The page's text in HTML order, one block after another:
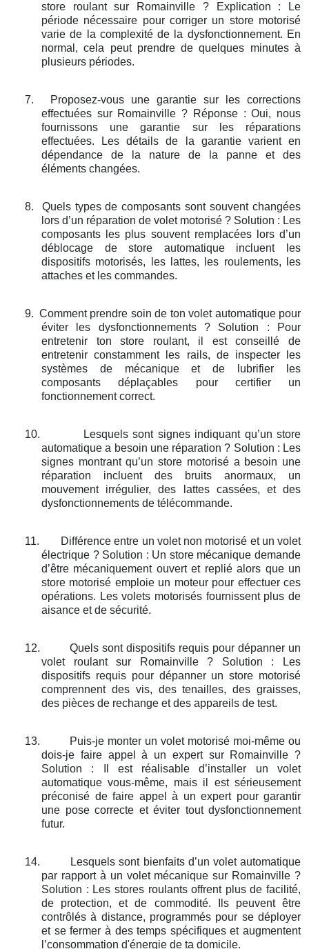
store roulant sur Romainville ? Explication : Le
période nécessaire pour corriger un store motorisé
varie de la complexité de la dysfonctionnement. En
normal, cela peut prendre de quelques minutes à
plusieurs périodes.
7.
Proposez-vous une garantie sur les corrections
effectuées sur Romainville ? Réponse : Oui, nous
fournissons une garantie sur les réparations
effectuées. Les détails de la garantie varient en
dépendance de la nature de la panne et des
éléments changées.
8.
Quels types de composants sont souvent changées
lors d’un réparation de volet motorisé ? Solution : Les
composants les plus souvent remplacées lors d’un
déblocage de store automatique incluent les
dispositifs motorisés, les lattes, les roulements, les
attaches et les commandes.
9. Comment prendre soin de ton volet automatique pour
éviter les dysfonctionnements ? Solution : Pour
entretenir ton store roulant, il est conseillé de
entretenir constamment les rails, de inspecter les
systèmes de mécanique et de lubrifier les
composants déplaçables pour certifier un
fonctionnement correct.
10.
Lesquels sont signes indiquant qu’un store
automatique a besoin une réparation ? Solution : Les
signes montrant qu’un store motorisé a besoin une
réparation incluent des bruits anormaux, un
mouvement irrégulier, des lattes cassées, et des
dysfonctionnements de télécommande.
11.
Différence entre un volet non motorisé et un volet
électrique ? Solution : Un store mécanique demande
d’être mécaniquement ouvert et replié alors que un
store motorisé emploie un moteur pour effectuer ces
opérations. Les volets motorisés fournissent plus de
aisance et de sécurité.
12.
Quels sont dispositifs requis pour dépanner un
volet roulant sur Romainville ? Solution : Les
dispositifs requis pour dépanner un store motorisé
comprennent des vis, des tenailles, des graisses,
des pièces de rechange et des appareils de test.
13.
Puis-je monter un volet motorisé moi-même ou
dois-je faire appel à un expert sur Romainville ?
Solution : Il est réalisable d’installer un volet
automatique vous-même, mais il est sérieusement
préconisé de faire appel à un expert pour garantir
une pose correcte et éviter tout dysfonctionnement
futur.
14.
Lesquels sont bienfaits d’un volet automatique
par rapport à un volet mécanique sur Romainville ?
Solution : Les stores roulants offrent plus de facilité,
de protection, et de commodité. Ils peuvent être
contrôlés à distance, programmés pour se déployer
et se fermer à des temps spécifiques et augmentent
l’consommation d'énergie de ta domicile.